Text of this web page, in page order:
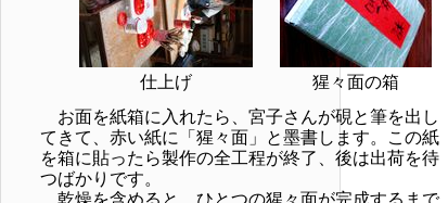
仕上げ
猩々面の箱
お面を紙箱に入れたら、宮子さんが硯と筆を出し
てきて、赤い紙に「猩々面」と墨書します。この紙
を箱に貼ったら製作の全工程が終了、後は出荷を待
つばかりです。